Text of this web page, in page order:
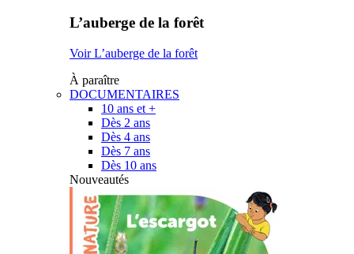
L’auberge de la forêt
Voir L’auberge de la forêt
À paraître
DOCUMENTAIRES
10 ans et +
Dès 2 ans
Dès 4 ans
Dès 7 ans
Dès 10 ans
Nouveautés